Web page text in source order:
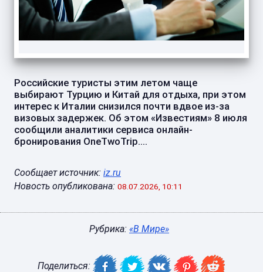
Российские туристы этим летом чаще
выбирают Турцию и Китай для отдыха, при этом
интерес к Италии снизился почти вдвое из-за
визовых задержек. Об этом «Известиям» 8 июля
сообщили аналитики сервиса онлайн-
бронирования OneTwoTrip....
Сообщает источник: iz.ru
Новость опубликована: 08.07.2026, 10:11
Рубрика: «В Мире»
Поделиться: